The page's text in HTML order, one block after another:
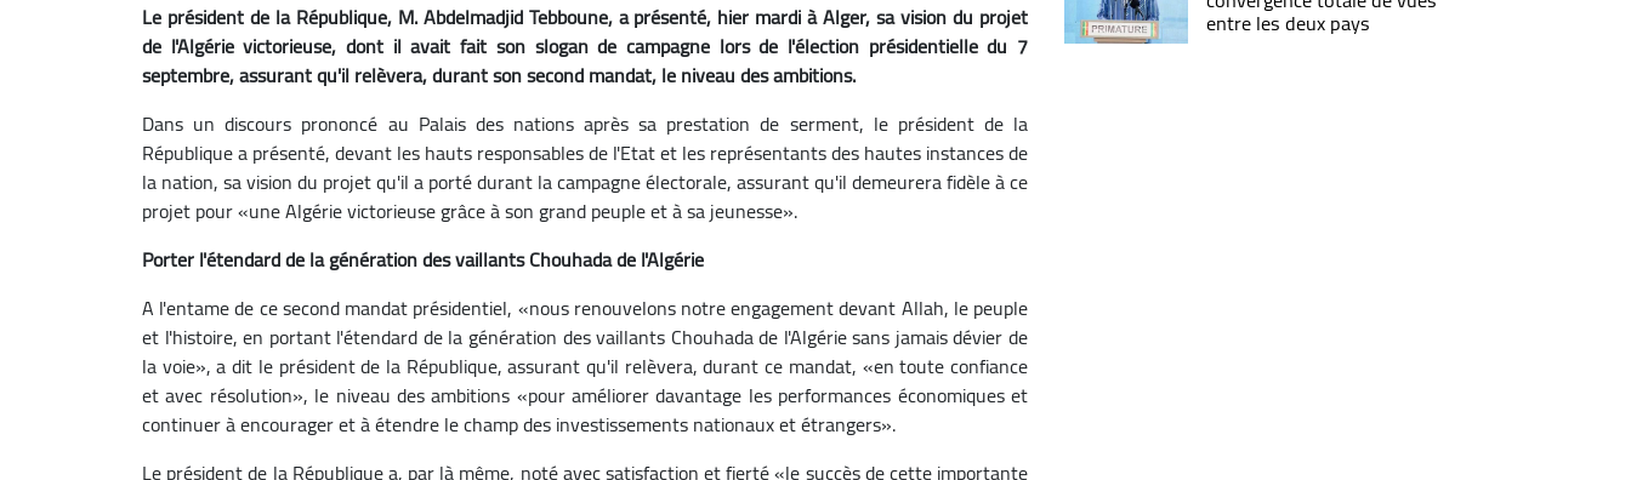
Le président de la République, M. Abdelmadjid Tebboune, a présenté, hier mardi à Alger, sa vision du projet
de l'Algérie victorieuse, dont il avait fait son slogan de campagne lors de l'élection présidentielle du 7
septembre, assurant qu'il relèvera, durant son second mandat, le niveau des ambitions.
Dans un discours prononcé au Palais des nations après sa prestation de serment, le président de la
République a présenté, devant les hauts responsables de l'Etat et les représentants des hautes instances de
la nation, sa vision du projet qu'il a porté durant la campagne électorale, assurant qu'il demeurera fidèle à ce
projet pour «une Algérie victorieuse grâce à son grand peuple et à sa jeunesse».
Porter l'étendard de la génération des vaillants Chouhada de l'Algérie
A l'entame de ce second mandat présidentiel, «nous renouvelons notre engagement devant Allah, le peuple
et l'histoire, en portant l'étendard de la génération des vaillants Chouhada de l'Algérie sans jamais dévier de
la voie», a dit le président de la République, assurant qu'il relèvera, durant ce mandat, «en toute confiance
et avec résolution», le niveau des ambitions «pour améliorer davantage les performances économiques et
continuer à encourager et à étendre le champ des investissements nationaux et étrangers».
Le président de la République a, par là même, noté avec satisfaction et fierté «le succès de cette importante
entre les deux pays